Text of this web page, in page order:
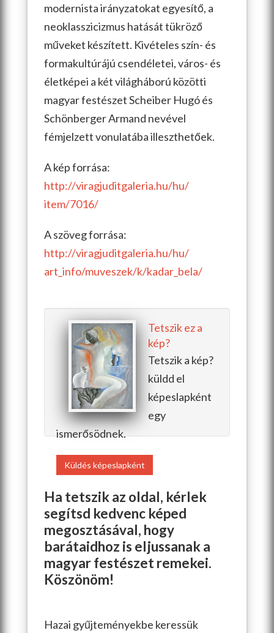
modernista irányzatokat egyesítő, a
neoklasszicizmus hatását tükröző
műveket készített. Kivételes szín- és
formakultúrájú csendéletei, város- és
életképei a két világháború közötti
magyar festészet Scheiber Hugó és
Schönberger Armand nevével
fémjelzett vonulatába illeszthetőek.
A kép forrása:
http://viragjuditgaleria.hu/hu/
item/7016/
A szöveg forrása:
http://viragjuditgaleria.hu/hu/
art_info/muveszek/k/kadar_bela/
Tetszik ez a
kép?
Tetszik a kép?
küldd el
képeslapként
egy
ismerősödnek.
Küldés képeslapként
Ha tetszik az oldal, kérlek
segítsd kedvenc képed
megosztásával, hogy
barátaidhoz is eljussanak a
magyar festészet remekei.
Köszönöm!
Hazai gyűjteményekbe keressük